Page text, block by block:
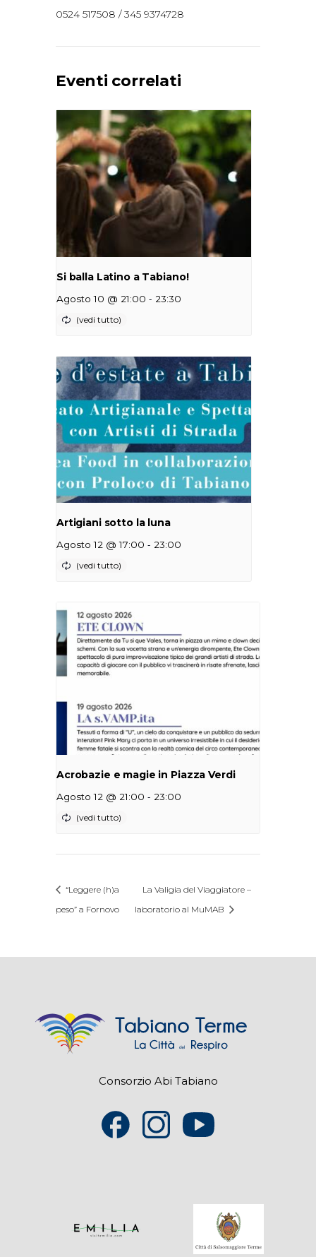
0524 517508 / 345 9374728
Eventi correlati
Si balla Latino a Tabiano!
Agosto 10 @ 21:00 - 23:30
Artigiani sotto la luna
Agosto 12 @ 17:00 - 23:00
Acrobazie e magie in Piazza Verdi
Agosto 12 @ 21:00 - 23:00
“Leggere (h)a
peso” a Fornovo
La Valigia del Viaggiatore –
laboratorio al MuMAB
Consorzio Abi Tabiano